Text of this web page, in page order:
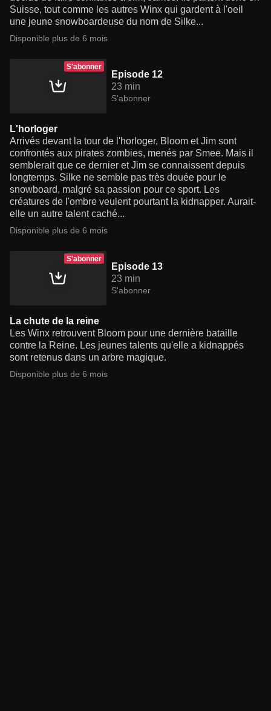
Suisse, tout comme les autres Winx qui gardent à l'oeil
une jeune snowboardeuse du nom de Silke...
Disponible plus de 6 mois
S'abonner
Episode 12
23 min
S'abonner
L'horloger
Arrivés devant la tour de l'horloger, Bloom et Jim sont
confrontés aux pirates zombies, menés par Smee. Mais il
semblerait que ce dernier et Jim se connaissent depuis
longtemps. Silke ne semble pas très douée pour le
snowboard, malgré sa passion pour ce sport. Les
créatures de l'ombre veulent pourtant la kidnapper. Aurait-
elle un autre talent caché...
Disponible plus de 6 mois
S'abonner
Episode 13
23 min
S'abonner
La chute de la reine
Les Winx retrouvent Bloom pour une dernière bataille
contre la Reine. Les jeunes talents qu'elle a kidnappés
sont retenus dans un arbre magique.
Disponible plus de 6 mois